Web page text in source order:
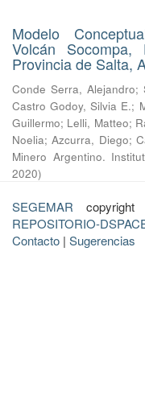
Modelo
Volcán
Provincia de Salta,
Conde Serra, Alejandro;
Castro Godoy, Silvia E.;
Guillermo; Lelli, Matteo;
Noelia;Azcurra, Diego;
Minero Argentino.
2020)
SEGEMAR
REPOSITORIO-
Contacto | Sugerencias